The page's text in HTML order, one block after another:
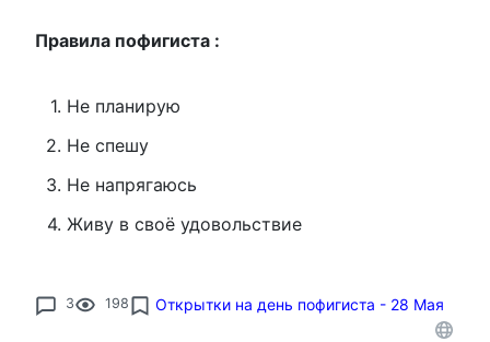
Правила пофигиста :
Не планирую
Не спешу
Не напрягаюсь
Живу в своё удовольствие
3 198 Открытки на день пофигиста - 28 Мая